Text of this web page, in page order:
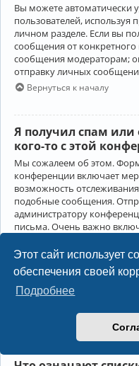
Этот сайт использует
обеспечения своей
Подробнее
Вы можете автоматически
пользователей,
личном разделе. Если вы
сообщения от
сообщения модераторам;
отправку личных
Вернуться к началу
Я получил спам или
кого-то с этой
Мы сожалеем об этом.
конференции включает
возможность
подобные сообщения.
администратору
письма. Очень важно
Администратор
меры.
Друзья и недруги